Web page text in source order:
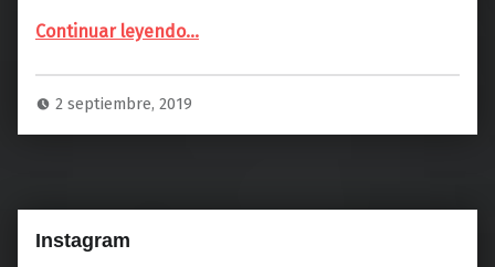
Continuar leyendo…
2 septiembre, 2019
Instagram